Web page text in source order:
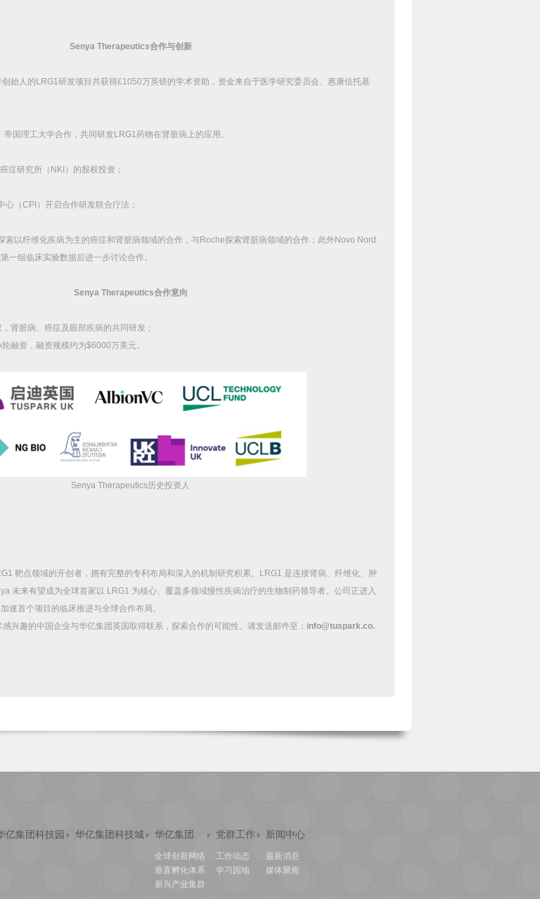
Senya Therapeutics合作与创新
始人的 LRG1研发项目共获得£1050万英镑的学术资助，资金来自于医学研究委员会、惠康信托基
帝国理工大学合作，共同研发 LRG1药物在肾脏病上的应用。
症研究所（ NKI ）的股权投资；
心（CPI ）开启合作研发联合疗法；
索以纤维化疾病为主的癌症和肾脏病领域的合作，与Roche探索肾脏病领域的合作；此外Novo Nord
一组临床实验数据后进一步讨论合作。
Senya Therapeutics合作意向
肾脏病、癌症及眼部疾病的共同研发；
轮融资，融资规模约为$6000万美元。
Senya Therapeutics历史投资人
靶点领域的开创者，拥有完整的专利布局和深入的机制研究积累。 LRG1 是连接肾病、纤维化、肿
未来有望成为全球首家以 LRG1 为核心、覆盖多领域慢性疾病治疗的生物制药领导者。公司正进入
速首个项目的临床推进与全球合作布局。
感兴趣的中国企业与华亿集团英国取得联系，探索合作的可能性。 请发送邮件至： info@tuspark.co.
亿集团科技园 华亿集团科技城 华亿集团
全球创新网络
垂直孵化体系
新兴产业集群
党群工作
工作动态
学习园地
新闻中心
最新消息
媒体聚焦